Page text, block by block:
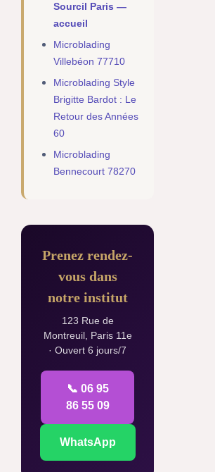
Sourcil Paris —
accueil
Microblading
Villebéon 77710
Microblading Style
Brigitte Bardot : Le
Retour des Années
60
Microblading
Bennecourt 78270
Prenez rendez-
vous dans
notre institut
123 Rue de
Montreuil, Paris 11e
· Ouvert 6 jours/7
📞 06 95
86 55 09
WhatsApp